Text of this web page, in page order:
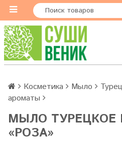
Косметика Мыло
ароматы
МЫЛО ТУРЕЦКОЕ
«РОЗА»